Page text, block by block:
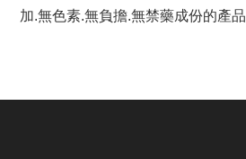
加.無色素.無負擔.無禁藥成份的產品